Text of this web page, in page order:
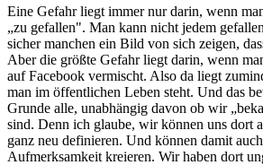
Eine Gefahr liegt immer nur darin, wenn
„zu gefallen". Man kann nicht jedem
sicher manchen ein Bild von sich zeigen,
Aber die größte Gefahr liegt darin, wenn
auf Facebook vermischt. Also da liegt
man im öffentlichen Leben steht. Und das
Grunde alle, unabhängig davon ob wir
sind. Denn ich glaube, wir können uns dort
ganz neu definieren. Und können damit
Aufmerksamkeit kreieren. Wir haben dort